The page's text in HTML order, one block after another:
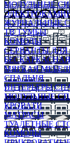
МОДУЛЬНЫЕ
ЖУРНАЛЬНЫЕ
ТВ ТУМБЫ
КОМОДЫ
СЕРВАНТЫ
МЯГКАЯ
СПАЛЬНЯ
ИНТЕРЬЕРЫ
МОДУЛЬНЫЕ
КРОВАТИ
МАТРАСЫ
ТУАЛЕТНЫЕ
КОМОДЫ